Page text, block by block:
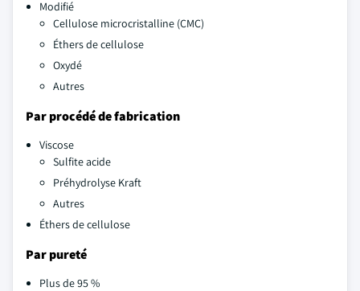
Modifié
Cellulose microcristalline (CMC)
Éthers de cellulose
Oxydé
Autres
Par procédé de fabrication
Viscose
Sulfite acide
Préhydrolyse Kraft
Autres
Éthers de cellulose
Par pureté
Plus de 95 %